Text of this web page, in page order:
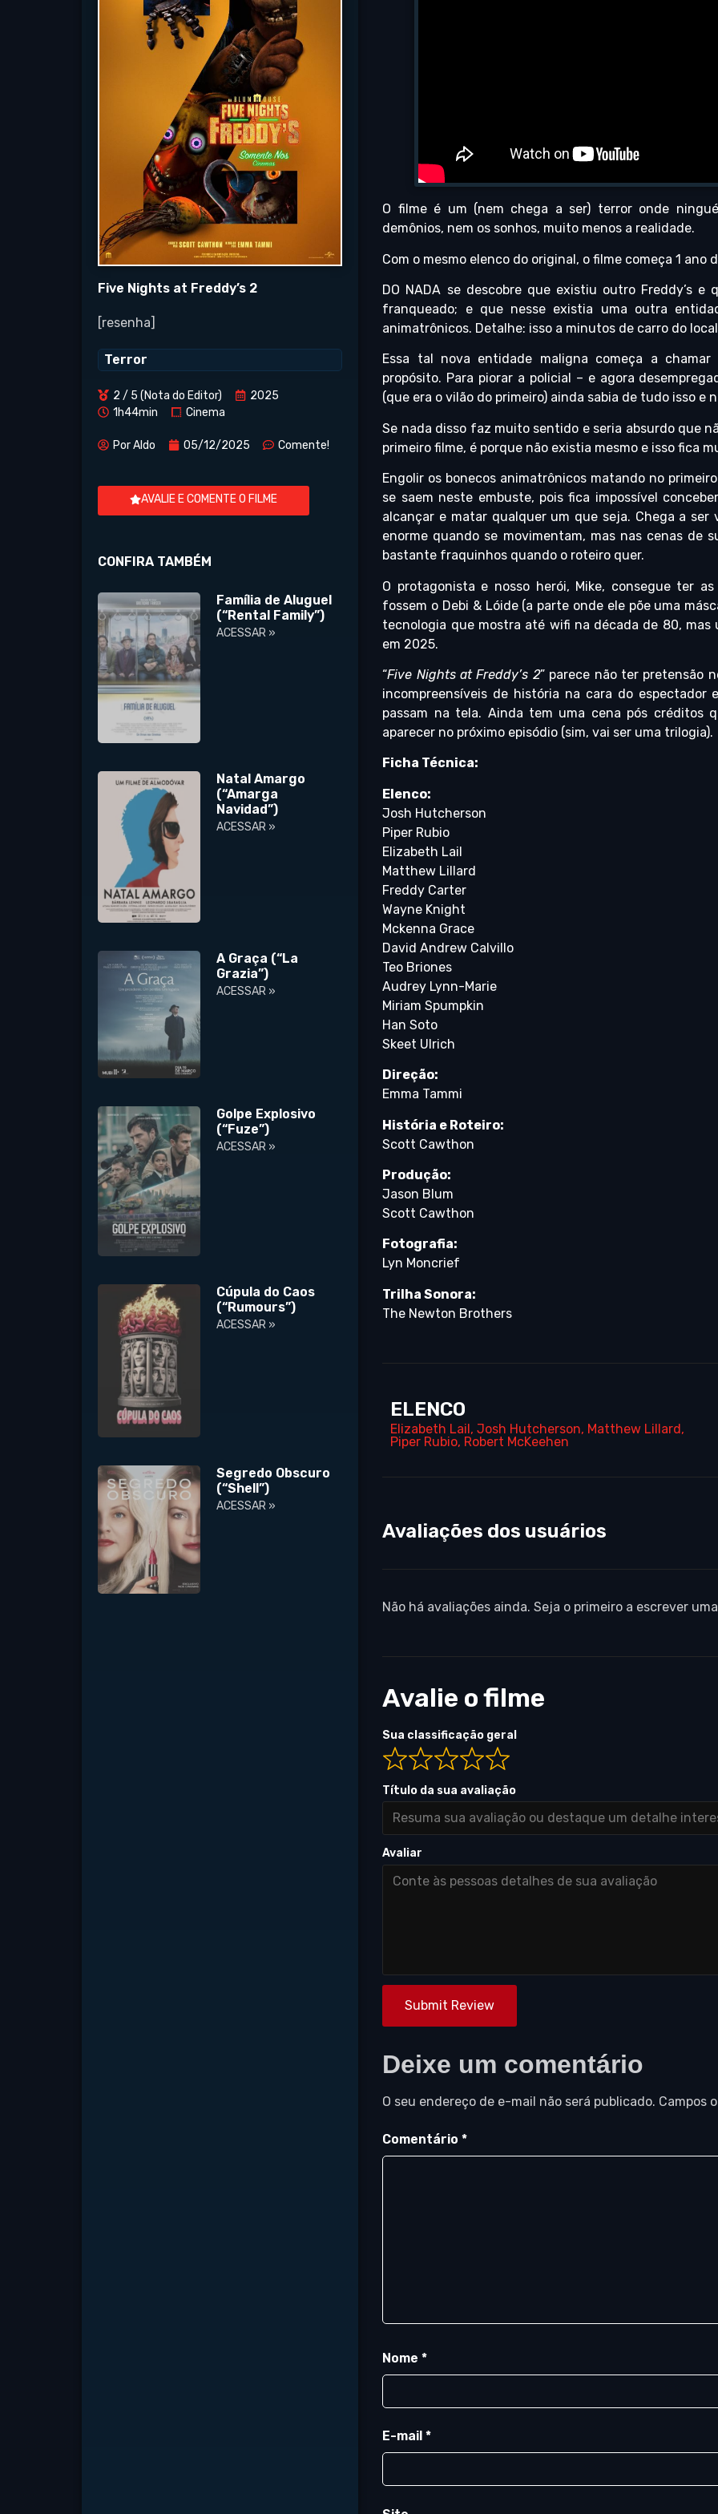
Five Nights at Freddy’s 2
[resenha]
Terror
2 / 5 (Nota do Editor)
2025
1h44min
Cinema
PorAldo 05/12/2025 Comente!
AVALIE E COMENTE O FILME
CONFIRA TAMBÉM
Família de Aluguel
(“Rental Family”)
ACESSAR »
Natal Amargo
(“Amarga
Navidad”)
ACESSAR »
A Graça (“La
Grazia”)
ACESSAR »
Golpe Explosivo
(“Fuze”)
ACESSAR »
Cúpula do Caos
(“Rumours”)
ACESSAR »
Segredo Obscuro
(“Shell”)
ACESSAR »
O filme é um (nem chega a ser) terror onde
demônios, nem os sonhos, muito menos a realidade.
Com o mesmo elenco do original, o filme começa 1 ano
DO NADA se descobre que existiu outro Freddy’s
franqueado; e que nesse existia uma outra
animatrônicos. Detalhe: isso a minutos de carro do
Essa tal nova entidade maligna começa a
propósito. Para piorar a policial – e agora
(que era o vilão do primeiro) ainda sabia de tudo isso e
Se nada disso faz muito sentido e seria absurdo que
primeiro filme, é porque não existia mesmo e isso fica
Engolir os bonecos animatrônicos matando no
se saem neste embuste, pois fica impossível
alcançar e matar qualquer um que seja. Chega a
enorme quando se movimentam, mas nas cenas de
bastante fraquinhos quando o roteiro quer.
O protagonista e nosso herói, Mike, consegue ter
fossem o Debi & Lóide (a parte onde ele põe uma
tecnologia que mostra até wifi na década de 80,
em 2025.
“Five Nights at Freddy’s 2” parece não ter pretensão
incompreensíveis de história na cara do espectador
passam na tela. Ainda tem uma cena pós créditos
aparecer no próximo episódio (sim, vai ser uma trilogia).
Ficha Técnica:
Elenco:
Josh Hutcherson
Piper Rubio
Elizabeth Lail
Matthew Lillard
Freddy Carter
Wayne Knight
Mckenna Grace
David Andrew Calvillo
Teo Briones
Audrey Lynn-Marie
Miriam Spumpkin
Han Soto
Skeet Ulrich
Direção:
Emma Tammi
História e Roteiro:
Scott Cawthon
Produção:
Jason Blum
Scott Cawthon
Fotografia:
Lyn Moncrief
Trilha Sonora:
The Newton Brothers
ELENCO
Elizabeth Lail,Josh Hutcherson, Matthew Lillard,
Piper Rubio, Robert McKeehen
Avaliações dos usuários
Não há avaliações ainda. Seja o primeiro a escrever
Avalie o filme
Sua classificação geral
Título da sua avaliação
Avaliar
Submit Review
Deixe um comentário
O seu endereço de e-mail não será publicado. Campos
Comentário*
Nome*
E-mail*